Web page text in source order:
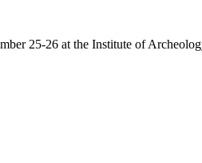
25-26 at the Institute of